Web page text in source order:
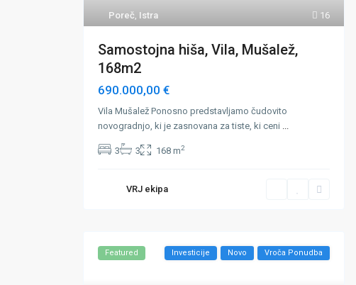
16
Poreč, Istra
Samostojna hiša, Vila, Mušalež,
168m2
690.000,00 €
Vila Mušalež Ponosno predstavljamo čudovito
novogradnjo, ki je zasnovana za tiste, ki ceni ...
3 3 168 m2
VRJ ekipa
Featured Investicije Novo Vroča Ponudba